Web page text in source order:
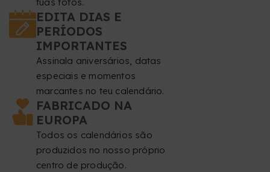
tuas fotos.
EDITA DIAS E
PERÍODOS
IMPORTANTES
Assinala aniversários, datas
especiais e momentos
marcantes no teu calendário.
FABRICADO NA
EUROPA
Todos os calendários são
produzidos no nosso próprio
centro de produção.